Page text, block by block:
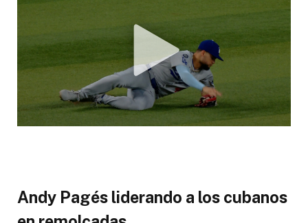
Andy Pagés liderando a los cubanos